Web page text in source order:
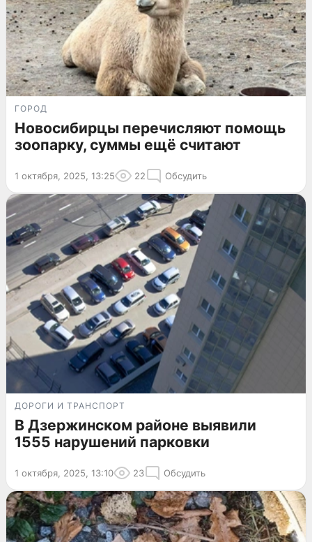
ГОРОД
Новосибирцы перечисляют помощь
зоопарку, суммы ещё считают
1 октября, 2025, 13:25 22 Обсудить
ДОРОГИ И ТРАНСПОРТ
В Дзержинском районе выявили
1555 нарушений парковки
1 октября, 2025, 13:10 23 Обсудить